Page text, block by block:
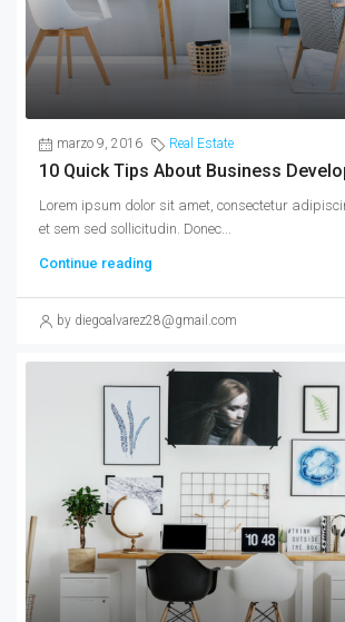
marzo 9, 2016 Real Estate
10 Quick Tips About Business
Lorem ipsum dolor sit amet, consectetur
et sem sed sollicitudin. Donec...
Continue reading
by diegoalvarez28@gmail.com